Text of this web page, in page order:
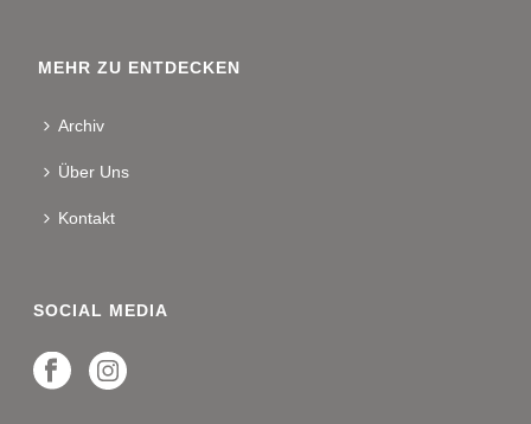
MEHR ZU ENTDECKEN
Archiv
Über Uns
Kontakt
SOCIAL MEDIA